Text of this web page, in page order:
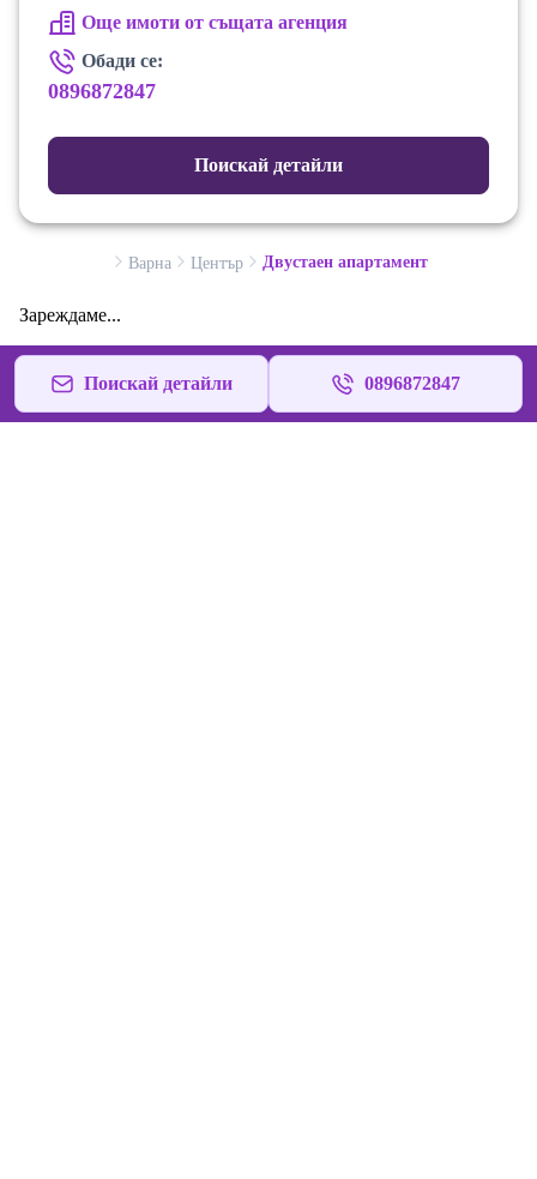
Още имоти от същата агенция
Обади се:
0896872847
Поискай детайли
Варна Център Двустаен апартамент
Зареждаме...
Поискай детайли 0896872847